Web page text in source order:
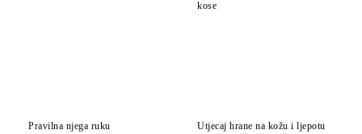
kose
Pravilna njega ruku Utjecaj hrane na kožu i ljepotu